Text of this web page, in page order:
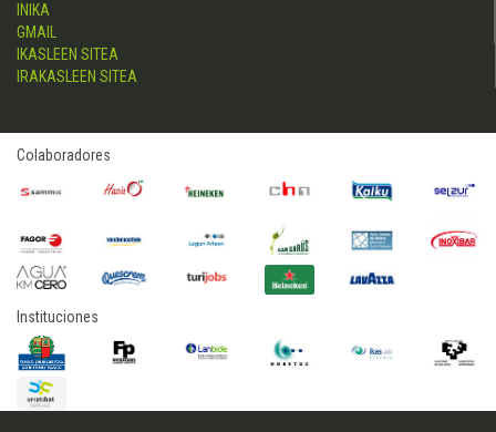
INIKA
GMAIL
IKASLEEN SITEA
IRAKASLEEN SITEA
Colaboradores
Instituciones